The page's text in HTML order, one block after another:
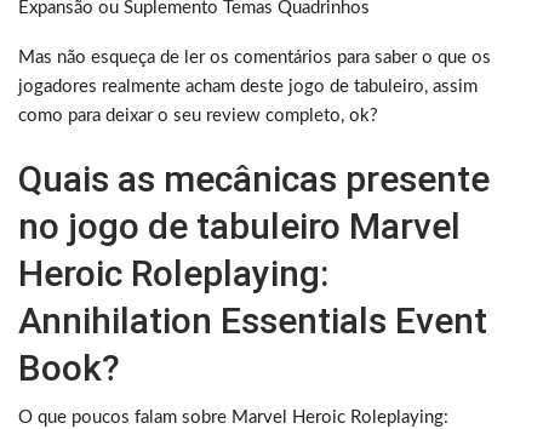
Expansão ou Suplemento Temas Quadrinhos
Mas não esqueça de ler os comentários para saber o que os
jogadores realmente acham deste jogo de tabuleiro, assim
como para deixar o seu review completo, ok?
Quais as mecânicas presente
no jogo de tabuleiro Marvel
Heroic Roleplaying:
Annihilation Essentials Event
Book?
O que poucos falam sobre Marvel Heroic Roleplaying: